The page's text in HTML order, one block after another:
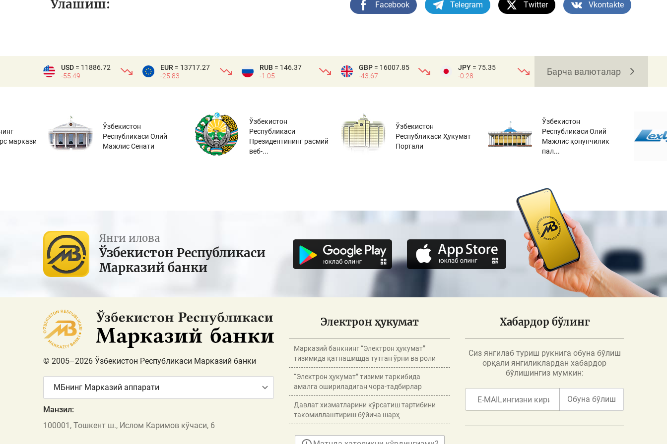
Улашиш: Facebook Telegram Twitter Vkontakte
USD = 11886.72
-55.49
EUR = 13717.27
-25.83
RUB = 146.37
-1.05
GBP = 16007.85
-43.67
JPY = 75.35
-0.28
Барча валюталар
маркази
Ўзбекистон
Республикаси Олий
Мажлис Сенати
Ўзбекистон
Республикаси
Президентининг расмий
веб-...
Ўзбекистон
Республикаси Ҳукумат
Портали
Ўзбекистон
Республикаси Олий
Мажлис қонунчилик
пал...
Янги илова
Ўзбекистон Республикаси
Марказий банки
© 2005–2026 Ўзбекистон Республикаси Марказий банки
МБнинг Марказий аппарати
Манзил:
100001, Тошкент ш., Ислом Каримов кўчаси, 6
Электрон ҳукумат
Марказий банкнинг “Электрон ҳукумат”
тизимида қатнашишда тутган ўрни ва роли
“Электрон ҳукумат” тизими таркибида
амалга ошириладиган чора-тадбирлар
Давлат хизматларини кўрсатиш тартибини
такомиллаштириш бўйича шарҳ
Хабардор бўлинг
Сиз янгилаб туриш рукнига обуна бўлиш
орқали янгиликлардан хабардор
бўлишингиз мумкин:
Обуна бўлиш